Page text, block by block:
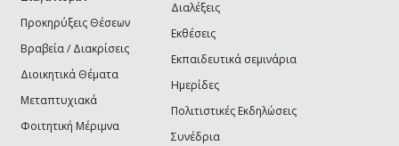
Προκηρύξεις Θέσεων
Βραβεία / Διακρίσεις
Διοικητικά Θέματα
Μεταπτυχιακά
Φοιτητική Μέριμνα
Διαλέξεις
Εκθέσεις
Εκπαιδευτικά σεμινάρια
Ημερίδες
Πολιτιστικές Εκδηλώσεις
Συνέδρια